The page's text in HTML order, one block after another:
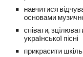
навчитися
основами
співати,
української пісні
прикрасити